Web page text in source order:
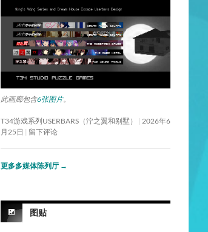
此画廊包含6张图片。
T34游戏系列USERBARS（泞之翼和别墅）
2026年6
月25日
留下评论
更多多媒体陈列厅 →
图贴